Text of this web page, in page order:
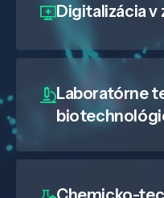
Digitalizáciav
Laboratórne